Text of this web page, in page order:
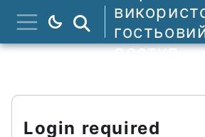
Перейти до головного
Бокова панель
Пошук курсів
доступ
Login required